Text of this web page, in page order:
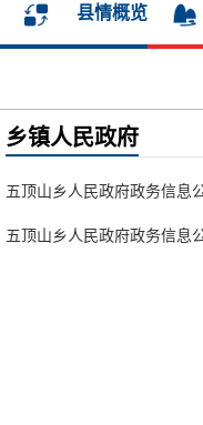
县情概览
乡镇人民政府
五顶山乡人民政府政务信息
五顶山乡人民政府政务信息